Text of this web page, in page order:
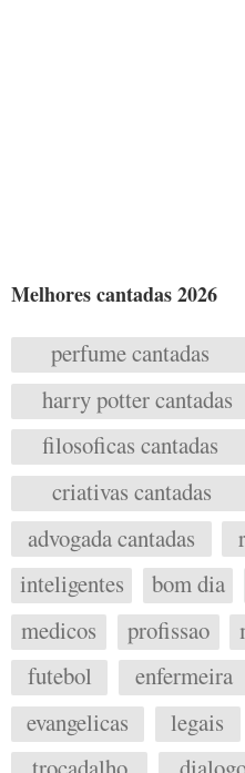
Melhores cantadas 2026
perfume cantadas
harry potter cantadas
filosoficas cantadas
criativas cantadas
advogada cantadas
inteligentes
bom dia
medicos
profissao
futebol
enfermeira
evangelicas
legais